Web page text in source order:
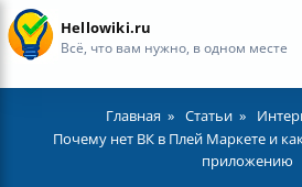
Hellowiki.ru
Всё, что вам нужно, в одном месте
Главная Статьи
Почему нет ВК в Плей Маркете и
приложению